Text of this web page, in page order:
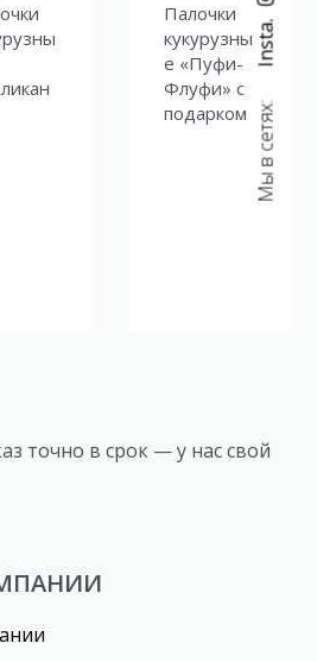
Палочки
кукурузны
е «Пуфи-
Флуфи» с
подарком
точно в срок — у нас свой
Мы в сетях:
Insta.